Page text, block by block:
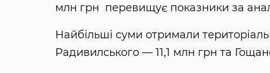
млн грн перевищує показники за
Найбільші суми отримали
Радивилського — 11,1 млн грн та